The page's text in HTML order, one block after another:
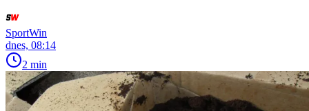
SportWin
dnes, 08:14
2 min